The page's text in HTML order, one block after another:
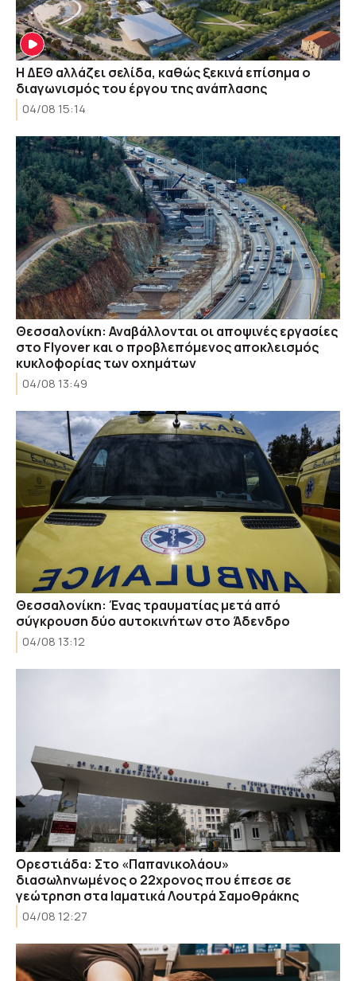
Η ΔΕΘ αλλάζει σελίδα, καθώς ξεκινά επίσημα ο
διαγωνισμός του έργου της ανάπλασης
04/08 15:14
Θεσσαλονίκη: Αναβάλλονται οι αποψινές εργασίες
στο Flyover και ο προβλεπόμενος αποκλεισμός
κυκλοφορίας των οχημάτων
04/08 13:49
Θεσσαλονίκη: Ένας τραυματίας μετά από
σύγκρουση δύο αυτοκινήτων στο Άδενδρο
04/08 13:12
Ορεστιάδα: Στο «Παπανικολάου»
διασωληνωμένος ο 22χρονος που έπεσε σε
γεώτρηση στα Ιαματικά Λουτρά Σαμοθράκης
04/08 12:27